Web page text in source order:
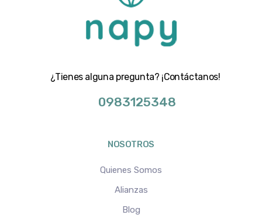
¿Tienes alguna pregunta? ¡Contáctanos!
0983125348
NOSOTROS
Quienes Somos
Alianzas
Blog